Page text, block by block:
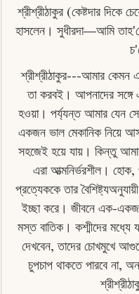
শ্রীশ্রীঠাকুর (কেষ্টদার
হাসলেন। সুধীরদা—আমি
শ্রীশ্রীঠাকুর---আমার কেমন
তা করবই। আপনাদের সঙ্গে
হওয়া। পৰ্য্যন্ত আমার যেন
একজন ভাল মেকানিক নিয়ে
সহজেই হয়ে যায়। কিন্তু
এরা আত্মনির্ভরশীল।
প্রত্যেককে তার
ইচ্ছা করে। জীবনে এক-
মস্ত বাতিক। কশ্মীদের মধ্যে
দেখবেন, তাদের চোখমুখে
চুপচাপ থাকতে পারবে না,